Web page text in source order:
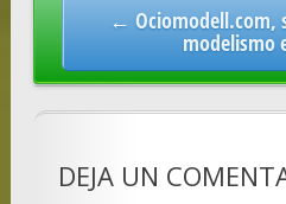
← Ociomodell.com,
modelismo
DEJA UN